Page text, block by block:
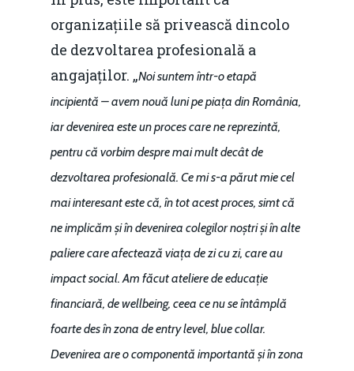
organizațiile să privească dincolo
de dezvoltarea profesională a
angajaților. „Noi suntem într-o etapă
incipientă – avem nouă luni pe piața din România,
iar devenirea este un proces care ne reprezintă,
pentru că vorbim despre mai mult decât de
dezvoltarea profesională. Ce mi s-a părut mie cel
mai interesant este că, în tot acest proces, simt că
ne implicăm și în devenirea colegilor noștri și în alte
paliere care afectează viața de zi cu zi, care au
impact social. Am făcut ateliere de educație
financiară, de wellbeing, ceea ce nu se întâmplă
foarte des în zona de entry level, blue collar.
Devenirea are o componentă importantă și în zona